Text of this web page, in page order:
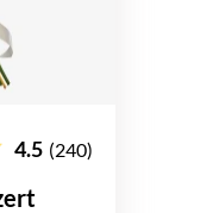
4.5 (240)